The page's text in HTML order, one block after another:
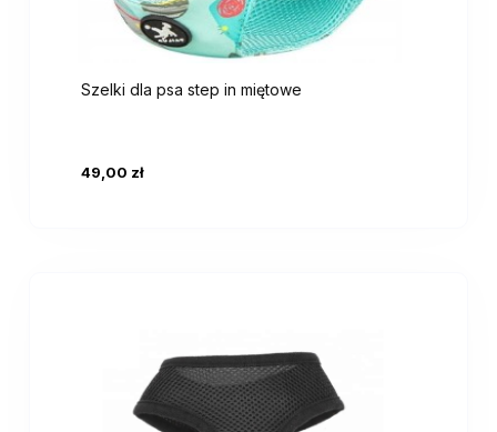
Szelki dla psa step in miętowe
49,00 zł